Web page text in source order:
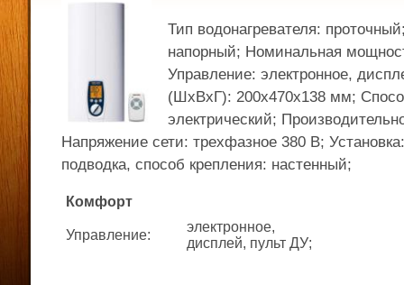
Тип водонагревателя:
напорный; Номинальная
Управление: электронное,
(ШхВхГ): 200x470x138 мм;
электрический;
Напряжение сети: трехфазное 380 В;
подводка, способ крепления: настенный;
Комфорт
Управление:
электронное,
дисплей, пульт ДУ;